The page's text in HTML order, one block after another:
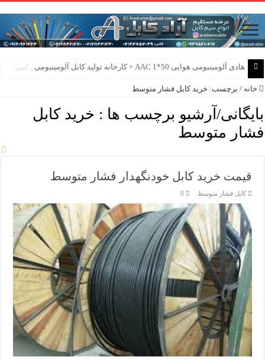
هادی هوایی آلومینیومی AAC و AAAC و ACSR + کارخانه ماهان کابل امیر
خانه / برچسب: خرید کابل فشار متوسط
بایگانی/آرشیو برچسب ها : خرید کابل
فشار متوسط
قیمت خرید کابل خودنگهدار فشار متوسط
کابل فشار متوسط 0